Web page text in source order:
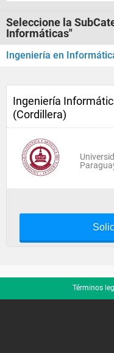
Seleccione la
Informáticas"
Ingeniería en
Ingeniería
(Cordillera)
Términos